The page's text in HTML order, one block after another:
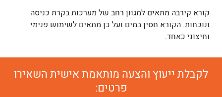
קורא קירבה מתאים למגוון רחב של מערכות בקרת כניסה
ונוכחות. הקורא חסין במים ועל כן מתאים לשימוש פנימי
וחיצוני כאחד.
לקבלת ייעוץ והצעה מותאמת אישית השאירו
פרטים: